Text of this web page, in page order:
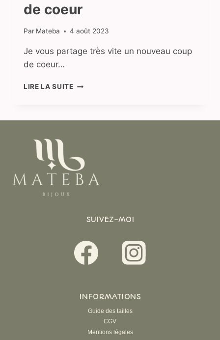
de coeur
Par Mateba 4 août 2023
Je vous partage très vite un nouveau coup
de coeur…
LIRE LA SUITEBIENTÔT
SUIVEZ-MOI
INFORMATIONS
Guide des tailles
CGV
Mentions légales